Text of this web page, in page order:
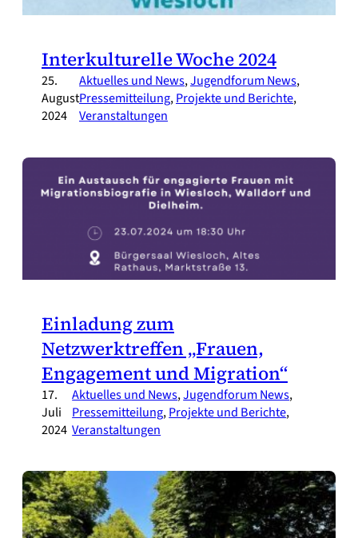
Interkulturelle Woche 2024
25.
August
2024
Aktuelles und News, Jugendforum News
Pressemitteilung, Projekte und Berichte
Veranstaltungen
Einladung zum
Netzwerktreffen „Frauen,
Engagement und Migration“
17.
Juli
2024
Aktuelles und News, Jugendforum News
Pressemitteilung, Projekte und Berichte
Veranstaltungen